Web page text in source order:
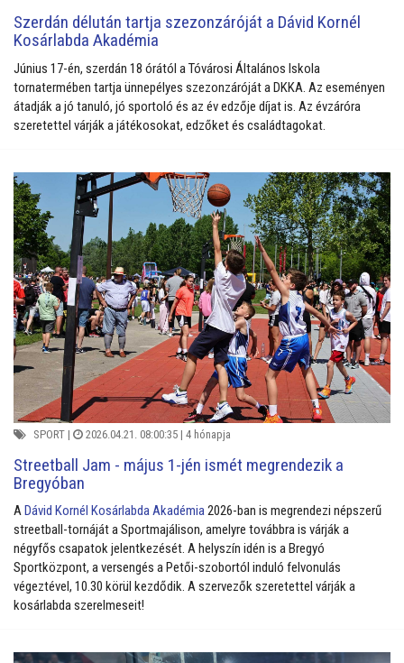
Szerdán délután tartja szezonzáróját a Dávid Kornél
Kosárlabda Akadémia
Június 17-én, szerdán 18 órától a Tóvárosi Általános Iskola
tornatermében tartja ünnepélyes szezonzáróját a DKKA. Az eseményen
átadják a jó tanuló, jó sportoló és az év edzője díjat is. Az évzáróra
szeretettel várják a játékosokat, edzőket és családtagokat.
SPORT | 2026.04.21. 08:00:35 | 4 hónapja
Streetball Jam - május 1-jén ismét megrendezik a
Bregyóban
ADávid Kornél Kosárlabda Akadémia2026-ban is megrendezi népszerű
streetball-tornáját a Sportmajálison, amelyre továbbra is várják a
négyfős csapatok jelentkezését. A helyszín idén is a Bregyó
Sportközpont, a versengés a Petői-szobortól induló felvonulás
végeztével, 10.30 körül kezdődik. A szervezők szeretettel várják a
kosárlabda szerelmeseit!